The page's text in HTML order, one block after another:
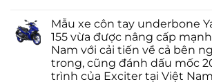
Mẫu xe côn tay underbone
155 vừa được nâng cấp
Nam với cải tiến về cả bên
trong, cũng đánh dấu mốc
trình của Exciter tại Việt